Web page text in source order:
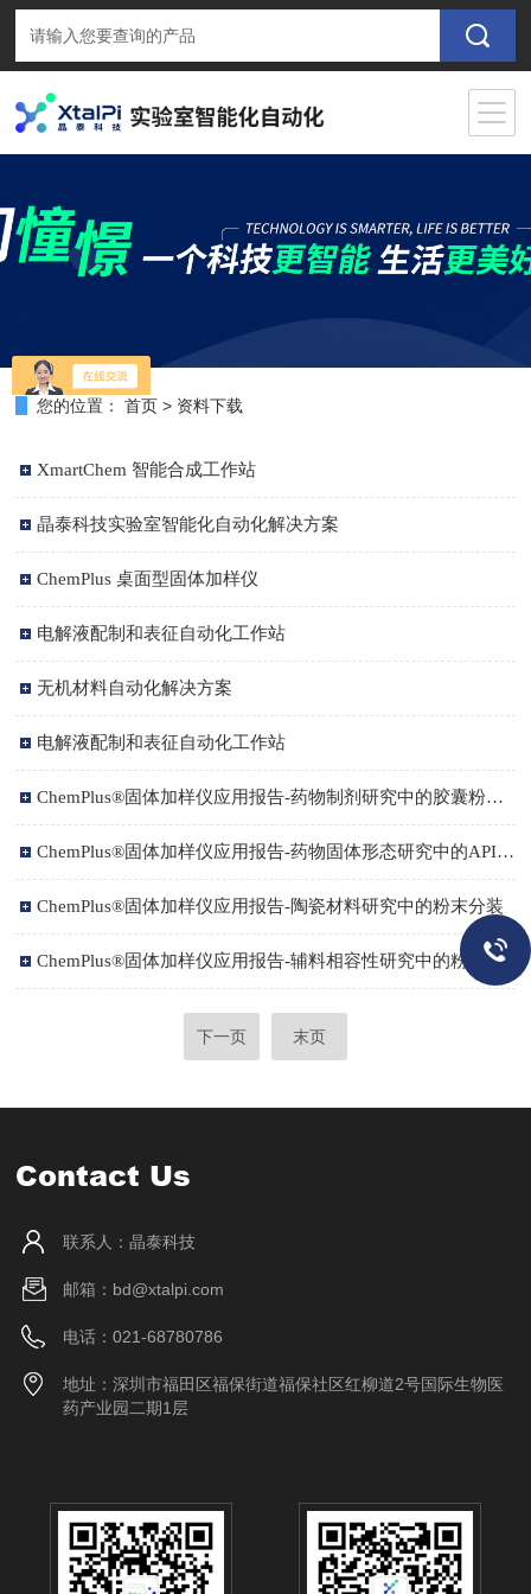
您的位置： 首页 > 资料下载
XmartChem 智能合成工作站
晶泰科技实验室智能化自动化解决方案
ChemPlus 桌面型固体加样仪
电解液配制和表征自动化工作站
无机材料自动化解决方案
电解液配制和表征自动化工作站
2024-07-22
ChemPlus®固体加样仪应用报告-药物制剂研究中的胶囊粉末填充
2024-05-23
ChemPlus®固体加样仪应用报告-药物固体形态研究中的API粉末分装
2024-05-23
ChemPlus®固体加样仪应用报告-陶瓷材料研究中的粉末分装
2024-05-23
ChemPlus®固体加样仪应用报告-辅料相容性研究中的粉末分装
下一页 末页
Contact Us
联系人：晶泰科技
邮箱：bd@xtalpi.com
电话：021-68780786
地址：深圳市福田区福保街道福保社区红柳道2号国际生物医
药产业园二期1层